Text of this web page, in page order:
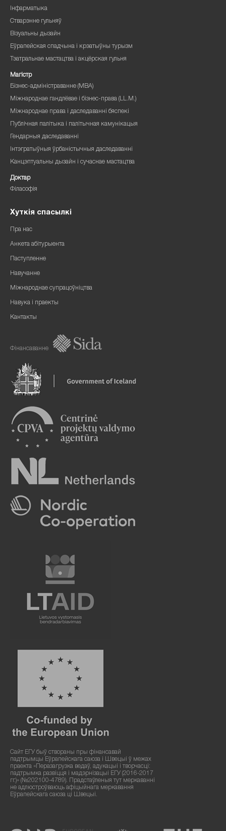
Інфарматыка
Стварэнне гульняў
Візуальны дызайн
Еўрапейская спадчына і крэатыўны турызм
Тэатральнае мастацтва і акцёрская гульня
Магістр
Бізнес-адміністраванне (MBA)
Міжнароднае гандлёвае і бізнес-права (LL.M.)
Міжнароднае права і даследаванні бяспекі
Публічная палітыка і палітычная камунікацыя
Гендарныя даследаванні
Інтэгратыўныя ўрбаністычныя даследаванні
Канцэптуальны дызайн і сучаснае мастацтва
Доктар
Філасофія
Хуткія спасылкі
Пра нас
Анкета абітурыента
Паступленне
Навучанне
Міжнароднае супрацоўніцтва
Навука і праекты
Кантакты
Фінансаванне
Сайт ЕГУ быў створаны пры фінансавай
падтрымцы Еўрапейскага саюза і Швецыі ў межах
праекта «Перазагрузка ведаў, адукацыі і творчасці:
падтрымка развіцця і мадэрнізацыі ЕГУ (2016-2017
гг.)» (№202100-4789). Прадстаўленыя тут меркаванні
не адлюстроўваюць афіцыйнага меркавання
Еўрапейскага саюза ці Швецыі.